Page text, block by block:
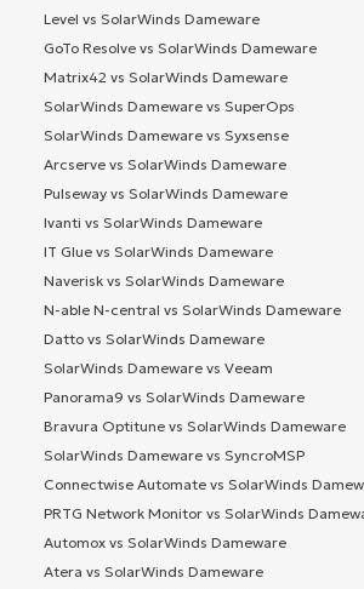
Level vs SolarWinds Dameware
GoTo Resolve vs SolarWinds Dameware
Matrix42 vs SolarWinds Dameware
SolarWinds Dameware vs SuperOps
SolarWinds Dameware vs Syxsense
Arcserve vs SolarWinds Dameware
Pulseway vs SolarWinds Dameware
Ivanti vs SolarWinds Dameware
IT Glue vs SolarWinds Dameware
Naverisk vs SolarWinds Dameware
N-able N-central vs SolarWinds Dameware
Datto vs SolarWinds Dameware
SolarWinds Dameware vs Veeam
Panorama9 vs SolarWinds Dameware
Bravura Optitune vs SolarWinds Dameware
SolarWinds Dameware vs SyncroMSP
Connectwise Automate vs SolarWinds
PRTG Network Monitor vs SolarWinds
Automox vs SolarWinds Dameware
Atera vs SolarWinds Dameware